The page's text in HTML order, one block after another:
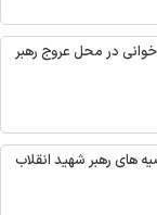
در محل عروج رهبر
رهبر شهید انقلاب